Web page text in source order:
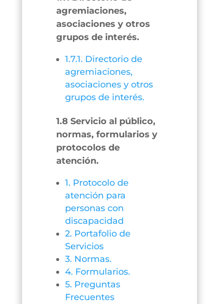
agremiaciones,
asociaciones y otros
grupos de interés.
1.7.1. Directorio de
agremiaciones,
asociaciones y otros
grupos de interés.
1.8 Servicio al público,
normas, formularios y
protocolos de
atención.
1. Protocolo de
atención para
personas con
discapacidad
2. Portafolio de
Servicios
3. Normas.
4. Formularios.
5. Preguntas
Frecuentes